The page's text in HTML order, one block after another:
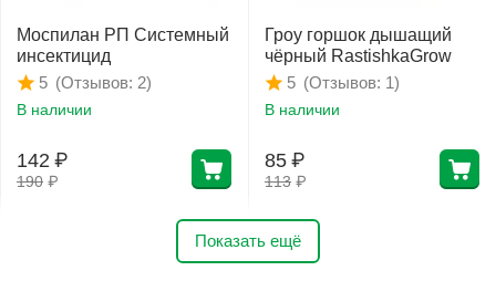
Моспилан РП Системный
инсектицид
(Отзывов: 2)
5
В наличии
190 ₽
142 ₽
Гроу горшок дышащий
чёрный RastishkaGrow
(Отзывов: 1)
5
В наличии
113 ₽
85 ₽
Показать ещё